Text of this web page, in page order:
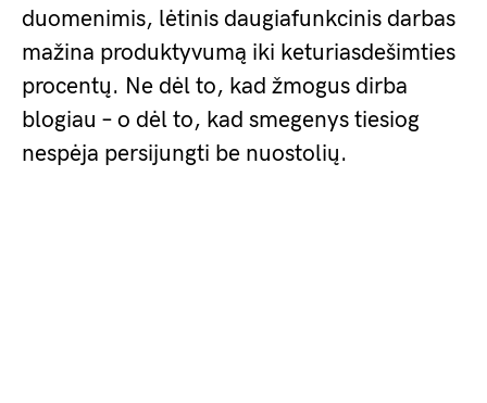
duomenimis, lėtinis daugiafunkcinis darbas
mažina produktyvumą iki keturiasdešimties
procentų. Ne dėl to, kad žmogus dirba
blogiau – o dėl to, kad smegenys tiesiog
nespėja persijungti be nuostolių.